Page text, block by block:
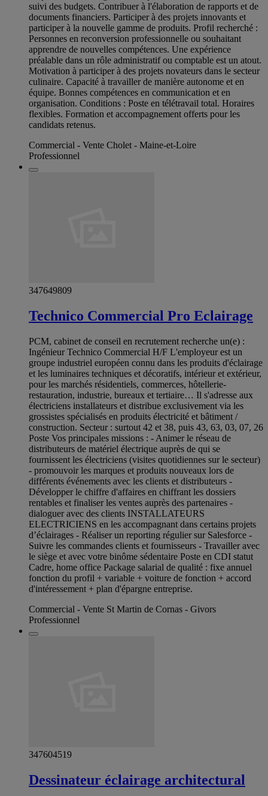
suivi des budgets. Contribuer à l'élaboration de rapports et de
documents financiers. Participer à des projets innovants et
participer à la nouvelle gamme de produits. Profil recherché :
Personnes en reconversion professionnelle ou souhaitant
apprendre de nouvelles compétences. Une expérience
préalable dans un rôle administratif ou comptable est un atout.
Motivation à participer à des projets novateurs dans le secteur
culinaire. Capacité à travailler de manière autonome et en
équipe. Bonnes compétences en communication et en
organisation. Conditions : Poste en télétravail total. Horaires
flexibles. Formation et accompagnement offerts pour les
candidats retenus.
Commercial - Vente Cholet - Maine-et-Loire
Professionnel
347649809
Technico Commercial Pro Eclairage
PCM, cabinet de conseil en recrutement recherche un(e) :
Ingénieur Technico Commercial H/F L'employeur est un
groupe industriel européen connu dans les produits d'éclairage
et les luminaires techniques et décoratifs, intérieur et extérieur,
pour les marchés résidentiels, commerces, hôtellerie-
restauration, industrie, bureaux et tertiaire… Il s'adresse aux
électriciens installateurs et distribue exclusivement via les
grossistes spécialisés en produits électricité et bâtiment /
construction. Secteur : surtout 42 et 38, puis 43, 63, 03, 07, 26
Poste Vos principales missions : - Animer le réseau de
distributeurs de matériel électrique auprès de qui se
fournissent les électriciens (visites quotidiennes sur le secteur)
- promouvoir les marques et produits nouveaux lors de
différents événements avec les clients et distributeurs -
Développer le chiffre d'affaires en chiffrant les dossiers
rentables et finaliser les ventes auprès des partenaires -
dialoguer avec des clients INSTALLATEURS
ELECTRICIENS en les accompagnant dans certains projets
d’éclairages - Réaliser un reporting régulier sur Salesforce -
Suivre les commandes clients et fournisseurs - Travailler avec
le siège et avec votre binôme sédentaire Poste en CDI statut
Cadre, home office Package salarial de qualité : fixe annuel
fonction du profil + variable + voiture de fonction + accord
d'intéressement + plan d'épargne entreprise.
Commercial - Vente St Martin de Cornas - Givors
Professionnel
347604519
Dessinateur éclairage architectural